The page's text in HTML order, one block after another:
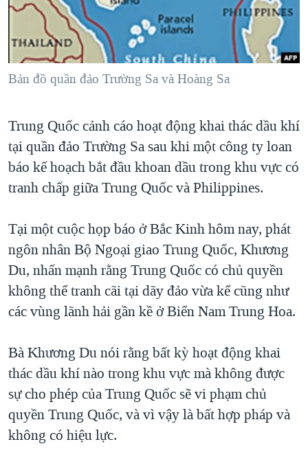
"Tìm"NGƯỜI VIỆT HẢI NGOẠI
ĐỜI SỐNG
KINH TẾ
KHOA HỌC
VĂN HOÁ
THỂ THAO
GIÁO DỤC
TẠI
HÀNH TRÌNH BẦU CỬ 2024
MỘT NĂM CHIẾN TRANH TẠI DẢI GAZA
GIẢI MÃ VÀNH ĐAI & CON ĐƯỜNG
TRỊNH VĨNH BÌNH - NGƯỜI HẠ 'BÊN THẮNG CUỘC'
GROUND ZERO – XƯA VÀ NAY
CHI PHÍ CHIẾN TRANH AFGHANISTAN
THƯỢNG ĐỈNH TRUMP-KIM TẠI VIỆT NAM
TRỊNH VĨNH BÌNH VS. CHÍNH PHỦ VIỆT NAM
NGƯ DÂN VIỆT VÀ LÀN SÓNG TRỘM HẢI SÂM
BÊN KIA QUỐC LỘ: TIẾNG VỌNG TỪ NÔNG THÔN MỸ
VIDEO
NGHE
MẠNG XÃ HỘI
Ngôn ngữ khác
Bản đồ quần đảo Trường Sa và Hoàng Sa
Trung Quốc cảnh cáo hoạt động khai thác dầu khí
tại quần đảo Trường Sa sau khi một công ty loan
báo kế hoạch bắt đầu khoan dầu trong khu vực có
tranh chấp giữa Trung Quốc và Philippines.
Tại một cuộc họp báo ở Bắc Kinh hôm nay, phát
ngôn nhân Bộ Ngoại giao Trung Quốc, Khương
Du, nhấn mạnh rằng Trung Quốc có chủ quyền
không thể tranh cãi tại dãy đảo vừa kể cũng như
các vùng lãnh hải gần kề ở Biển Nam Trung Hoa.
Bà Khương Du nói rằng bất kỳ hoạt động khai
thác dầu khí nào trong khu vực mà không được
sự cho phép của Trung Quốc sẽ vi phạm chủ
quyền Trung Quốc, và vì vậy là bất hợp pháp và
không có hiệu lực.